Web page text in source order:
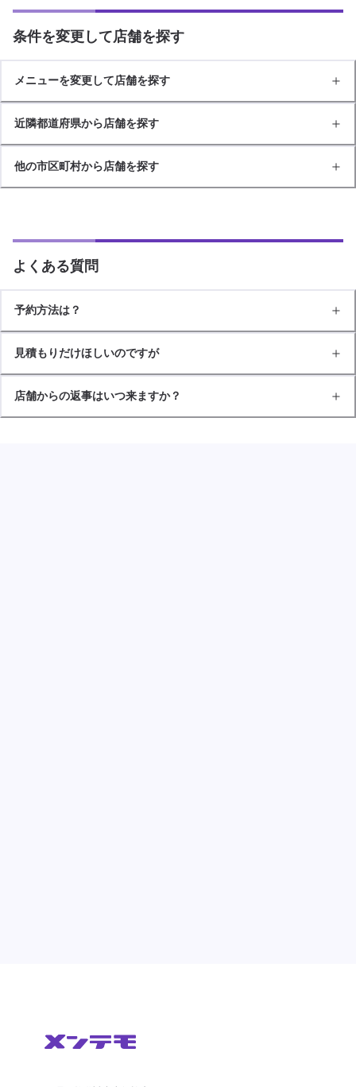
条件を変更して店舗を探す
メニューを変更して店舗を探す
近隣都道府県から店舗を探す
他の市区町村から店舗を探す
よくある質問
予約方法は？
見積もりだけほしいのですが
店舗からの返事はいつ来ますか？